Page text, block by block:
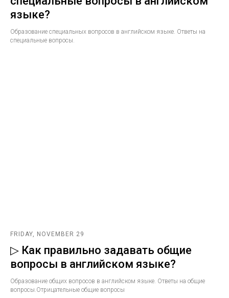
языке?
Образование специальных вопросов в английском языке. Ответы на
специальные вопросы.
FRIDAY, NOVEMBER 29
▷ Как правильно задавать общие
вопросы в английском языке?
Образование общих вопросов в английском языке. Ответы на общие
вопросы.Отрицательные общие вопросы